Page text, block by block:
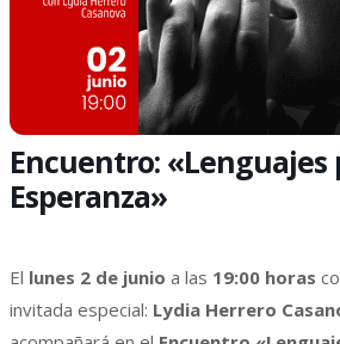
Encuentro: «Lenguajes
Esperanza»
El lunes 2 de junio a las 19:00 horas
invitada especial: Lydia Herrero